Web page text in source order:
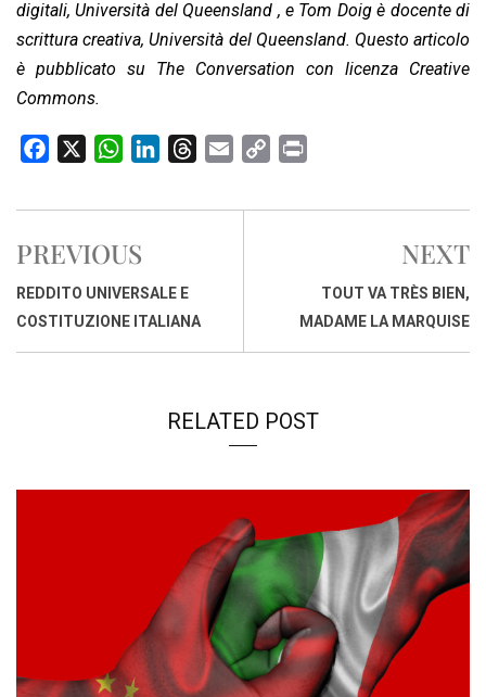
digitali, Università del Queensland , e Tom Doig è docente di
scrittura creativa, Università del Queensland. Questo articolo
è pubblicato su The Conversation con licenza Creative
Commons.
c
b
o
o
W
a
s
A
p
n
d
I
r
s
a
p
i
PREVIOUS
REDDITO UNIVERSALE E
COSTITUZIONE ITALIANA
NEXT
TOUT VA TRÈS BIEN,
MADAME LA MARQUISE
RELATED POST